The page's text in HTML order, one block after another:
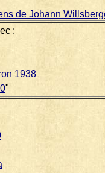
de Johann
:
1938
"